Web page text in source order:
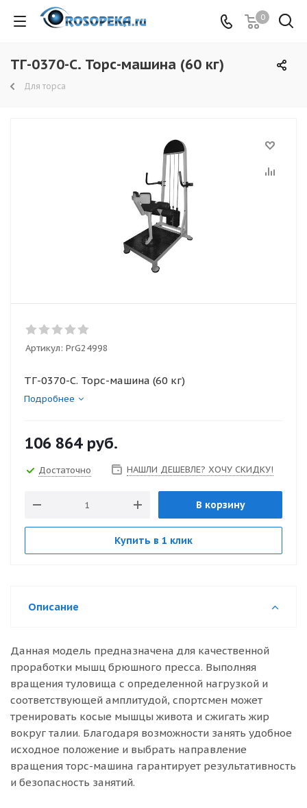
0
ТГ-0370-C. Торс-машина (60 кг)
Для торса
Артикул: PrG24998
ТГ-0370-C. Торс-машина (60 кг)
Подробнее
106 864руб.
Достаточно НАШЛИ ДЕШЕВЛЕ? ХОЧУ СКИДКУ!
В корзину
Купить в 1 клик
Описание
Данная модель предназначена для качественной
проработки мышц брюшного пресса. Выполняя
вращения туловища с определенной нагрузкой и
соответствующей амплитудой, спортсмен может
тренировать косые мышцы живота и сжигать жир
вокруг талии. Благодаря возможности занять удобное
исходное положение и выбрать направление
вращения торс-машина гарантирует результативность
и безопасность занятий.